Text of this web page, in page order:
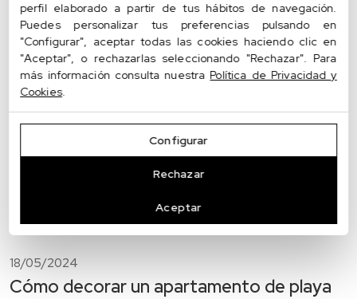
18/05/2024
Cómo decorar un apartamento de playa
perfil elaborado a partir de tus hábitos de navegación.
Puedes personalizar tus preferencias pulsando en
"Configurar", aceptar todas las cookies haciendo clic en
"Aceptar", o rechazarlas seleccionando "Rechazar". Para
más información consulta nuestra Política de Privacidad y
Cookies.
Configurar
Rechazar
Aceptar